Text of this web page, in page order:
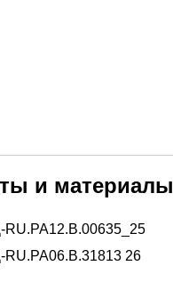
и материалы
26